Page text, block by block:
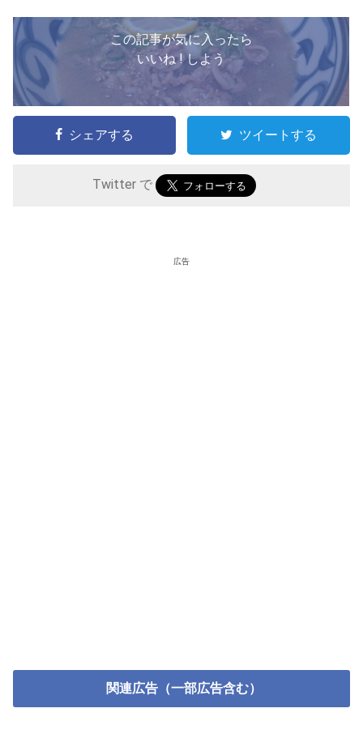
この記事が気に入ったら
いいね ! しよう
シェアする ツイートする
Twitter で
広告
関連広告（一部広告含む）